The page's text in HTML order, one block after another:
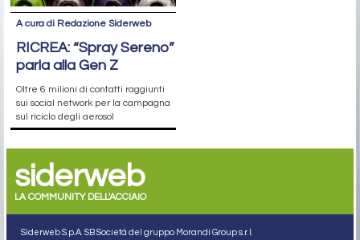
A cura di Redazione Siderweb
RICREA: “Spray Sereno”
parla alla Gen Z
Oltre 6 milioni di contatti raggiunti
sui social network per la campagna
sul riciclo degli aerosol
siderweb
LA COMMUNITY DELL'ACCIAIO
Siderweb S.p.A. SB Società del gruppo Morandi Group s.r.l.